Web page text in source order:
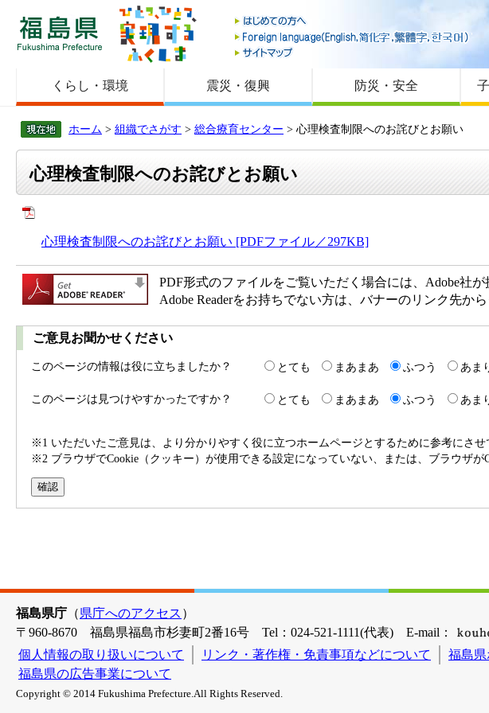
福島県
サ
くらし・環境 震災・復興 防災・安全
ホーム > 組織でさがす > 総合療育センター > 心理検査制限へのお詫びとお願い
心理検査制限へのお詫びとお願い
心理検査制限へのお詫びとお願い [PDFファイル／297KB]
PDF形式のファイルをご覧いただく場合には、Adobe社が
Adobe Readerをお持ちでない方は、バナーのリンク先か
ご意見お聞かせください
このページの情報は役に立ちましたか？ とても まあまあ ふつう あま
このページは見つけやすかったですか？
とても まあまあ ふつう あま
※1 いただいたご意見は、より分かりやすく役に立つホームページとするために参考にさ
※2 ブラウザでCookie（クッキー）が使用できる設定になっていない、または、ブラウザが
福島県庁 （県庁へのアクセス ）
〒960-8670 福島県福島市杉妻町2番16号 Tel：024-521-1111(代表) E-mail：
個人情報の取り扱いについて
リンク・著作権・免責事項などについて 福島
福島県の広告事業について
Copyright © 2014 Fukushima Prefecture.All Rights Reserved.